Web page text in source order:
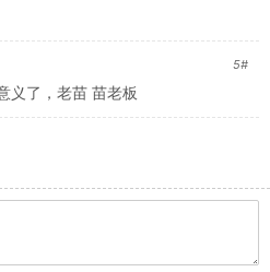
5#
义了，老苗 苗老板